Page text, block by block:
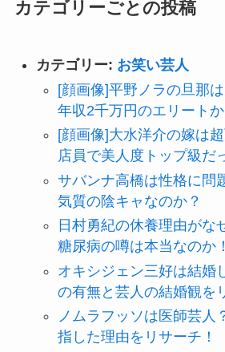
カテゴリーごとの投稿
カテゴリー: お笑い芸人
[顔画像]平野ノラの旦那
年収2千万円のエリートか
[顔画像]大水洋介の嫁は
店員で美人度トップ級だ
サバンナ高橋は性格に問
気質の陰キャなのか？
日村勇紀の休養理由がな
糖尿病の噂は本当なのか！
オキシジェン三好は結婚
の有無と芸人の結婚観を
ノムラフッソは医師芸人
指した理由をリサーチ！